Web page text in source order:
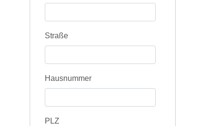
Straße
Hausnummer
PLZ